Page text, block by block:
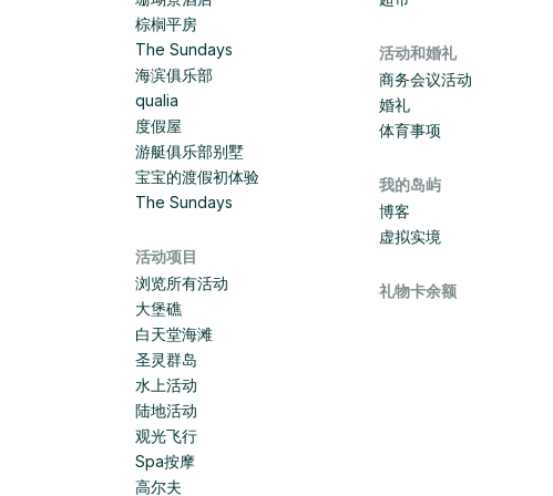
棕榈平房
The Sundays
海滨俱乐部
qualia
度假屋
游艇俱乐部别墅
宝宝的渡假初体验
The Sundays
活动项目
浏览所有活动
大堡礁
白天堂海滩
圣灵群岛
水上活动
陆地活动
观光飞行
Spa按摩
高尔夫
活动和婚礼
商务会议活动
婚礼
体育事项
我的岛屿
博客
虚拟实境
礼物卡余额